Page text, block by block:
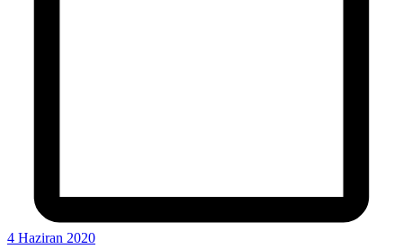
4 Haziran 2020